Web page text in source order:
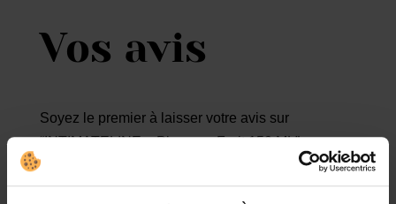
Vos avis
Soyez le premier à laisser votre avis sur
“INTIMATELINE – Pleasure Fruit 150 ML”
Votre adresse e-mail ne sera pas publiée. Les
champs obligatoires sont indiqués avec*